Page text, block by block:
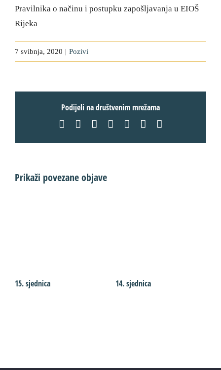
Pravilnika o načinu i postupku zapošljavanja u EIOŠ
Rijeka
7 svibnja, 2020 | Pozivi
Podijeli na društvenim mrežama
Facebook LinkedInWhatsApp
TumblrPinterest
Prikaži povezane objave
15. sjednica 14. sjednica